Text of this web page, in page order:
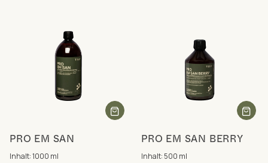
PRO EM SAN
Inhalt: 1000 ml
PRO EM SAN BERRY
Inhalt: 500 ml